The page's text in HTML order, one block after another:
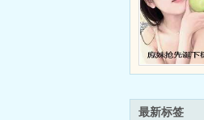
最新标签